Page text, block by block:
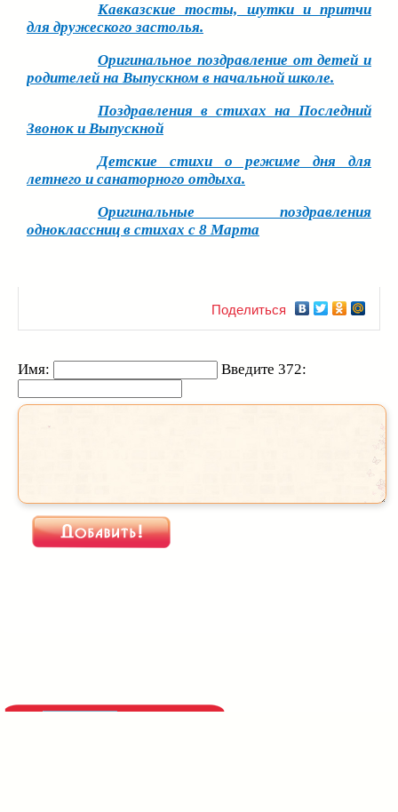
Кавказские тосты, шутки и притчи
для дружеского застолья.
Оригинальное поздравление от детей и
родителей на Выпускном в начальной школе.
Поздравления в стихах на Последний
Звонок и Выпускной
Детские стихи о режиме дня для
летнего и санаторного отдыха.
Оригинальные поздравления
одноклассниц в стихах с 8 Марта
Поделиться
Имя: Введите 372: